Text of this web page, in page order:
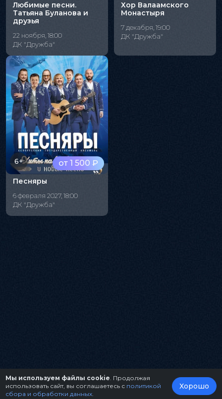
Любимые песни.
Татьяна Буланова и
друзья
22 ноября, 18:00
ДК "Дружба"
Хор Валаамского
Монастыря
7 декабря, 19:00
ДК "Дружба"
от 1 500 ₽
6+
Песняры
6 февраля 2027, 18:00
ДК "Дружба"
Мы используем файлы cookie . Продолжая
использовать сайт, вы соглашаетесь с политикой
сбора и обработки данных
Хорошо